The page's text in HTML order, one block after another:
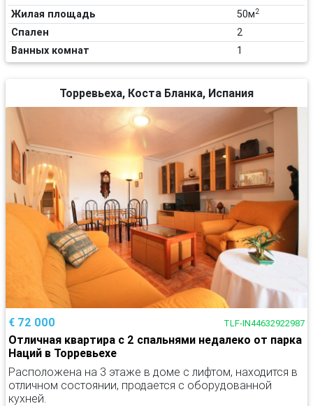
Жилая площадь 50м2
Спален
2
Ванных комнат
1
Торревьеха, Коста Бланка, Испания
€ 72 000 TLF-IN44632922987
Отличная квартира с 2 спальнями недалеко от парка
Наций в Торревьехе
Расположена на 3 этаже в доме с лифтом, находится в
отличном состоянии, продается с оборудованной
кухней.